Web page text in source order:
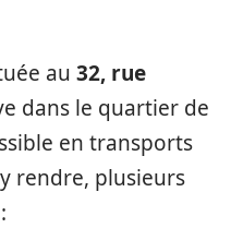
au 32, rue
dans le quartier de
en transports
rendre, plusieurs